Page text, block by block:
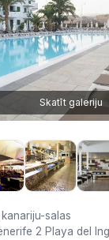
Skatīt galeriju
salas
2 Playa del